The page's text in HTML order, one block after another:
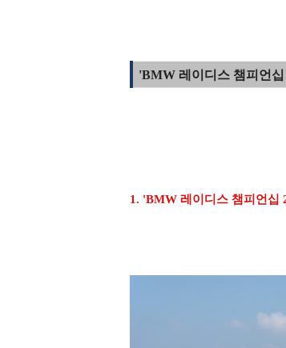
'BMW 레이디스 챔피언십
1. 'BMW 레이디스 챔피언십